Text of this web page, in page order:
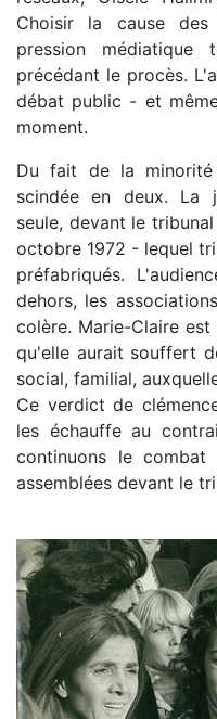
Choisir la cause
pression
précédant le procès.
débat public - et
moment.
Du fait de la minorité
scindée en deux. La
seule, devant le
octobre 1972 - lequel
préfabriqués.
dehors, les
colère. Marie-Claire
qu'elle aurait souffert
social, familial,
Ce verdict de
les échauffe au
continuons le combat
assemblées devant le